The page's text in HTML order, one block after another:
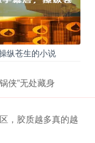
纵苍生的小说
侠”无处藏身
，胶质越多真的越